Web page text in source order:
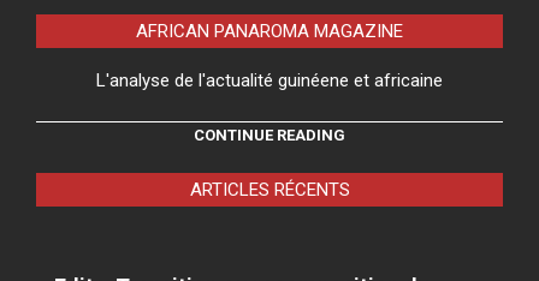
AFRICAN PANAROMA MAGAZINE
L'analyse de l'actualité guinéene et africaine
CONTINUE READING
ARTICLES RÉCENTS